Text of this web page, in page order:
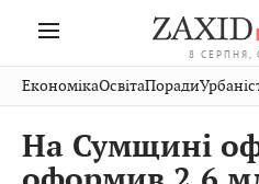
8 СЕРПНЯ,
Івано-
Франківськ
Тернопіль
Волинь
Рівне
Чернівці
Стрий
Хмельницький
ЕкономікаОсвітаПоради
На Сумщині